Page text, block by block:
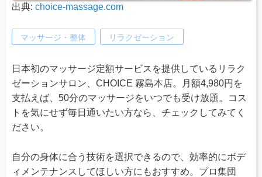
出典: choice-massage.com
マッサージ・整体 リラクゼーション
日本初のマッサージ定額サービスを提供しているリラク
ゼーションサロン、CHOICE 霧島本店。月額4,980円を
支払えば、50分のマッサージをいつでも受け放題。コス
トを気にせず毎日通いたい方なら、チェックしてみてく
ださい。
自分の身体に合う技術を選択できるので、効率的にボデ
ィメンテナンスしてほしい方にもおすすめ。プロ集団